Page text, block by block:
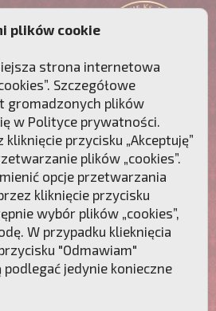
sumienia Polaków!
PCh24.pl
Przymierze
plików cookie
strona internetowa
Szczegółowe
gromadzonych plików
w Polityce prywatności.
przycisku „Akceptuję”
plików „cookies”.
opcje przetwarzania
kliknięcie przycisku
wybór plików „cookies”,
W przypadku klieknięcia
"Odmawiam"
jedynie konieczne